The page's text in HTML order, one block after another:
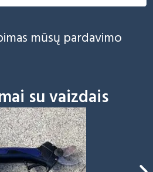
mūsų pardavimo
su vaizdais